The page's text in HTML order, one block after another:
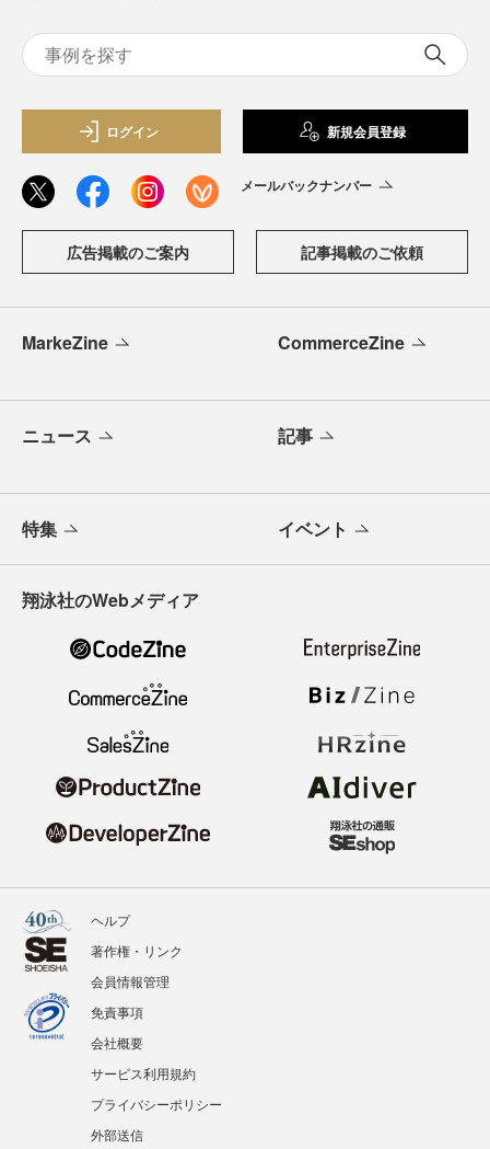
ログイン 新規会員登録
メールバックナンバー
広告掲載のご案内 記事掲載のご依頼
MarkeZine CommerceZine
ニュース 記事
特集 イベント
翔泳社のWebメディア
ヘルプ
著作権・リンク
会員情報管理
免責事項
会社概要
サービス利用規約
プライバシーポリシー
外部送信